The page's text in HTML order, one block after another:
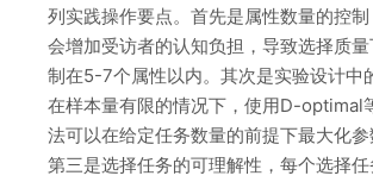
列实践操作要点。首先是属性数量的控
会增加受访者的认知负担，导致选择质
制在5-7个属性以内。其次是实验设计中
在样本量有限的情况下，使用D-optimal
法可以在给定任务数量的前提下最大化参
第三是选择任务的可理解性，每个选择